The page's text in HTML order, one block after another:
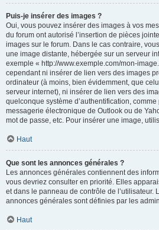
Puis-je insérer des images ?
Oui, vous pouvez insérer des images à vos
du forum ont autorisé l’insertion de pièces
images sur le forum. Dans le cas contraire,
une image distante, hébergée sur un serveur
exemple « http://www.exemple.com/mon-
cependant ni insérer de lien vers des images
ordinateur (à moins, bien évidemment, que
serveur internet), ni insérer de lien vers des
quelconque système d’authentification,
messagerie électronique de Outlook ou de
mot de passe, etc. Pour insérer une image,
Haut
Que sont les annonces générales ?
Les annonces générales contiennent des
vous devriez consulter en priorité. Elles
et dans le panneau de contrôle de l’utilisateur.
annonces générales sont définies par les
Haut